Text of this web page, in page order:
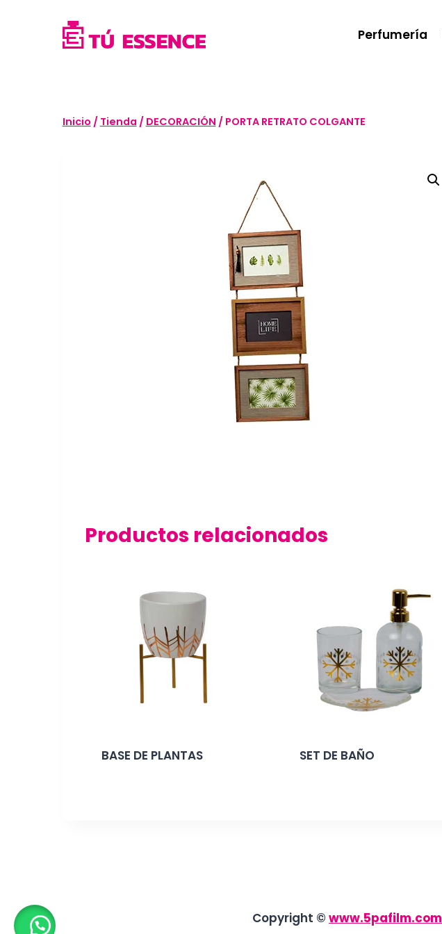
Perfumería
Inicio / Tienda / DECORACIÓN / PORTA RETRATO COLGANTE
Productos relacionados
BASE DE PLANTAS SET DE BAÑO
Copyright © www.5pafilm.com